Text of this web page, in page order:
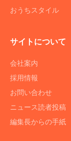
おうちスタイル
サイトについて
会社案内
採用情報
お問い合わせ
ニュース読者投稿
編集長からの手紙